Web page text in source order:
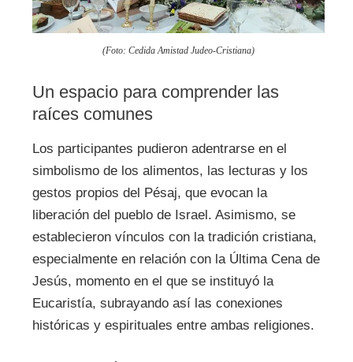
(Foto: Cedida Amistad Judeo-Cristiana)
Un espacio para comprender las
raíces comunes
Los participantes pudieron adentrarse en el
simbolismo de los alimentos, las lecturas y los
gestos propios del Pésaj, que evocan la
liberación del pueblo de Israel. Asimismo, se
establecieron vínculos con la tradición cristiana,
especialmente en relación con la Última Cena de
Jesús, momento en el que se instituyó la
Eucaristía, subrayando así las conexiones
históricas y espirituales entre ambas religiones.